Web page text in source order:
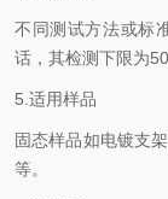
不同测试方法或标
话，其检测下限为
5.适用样品
固态样品如电镀支
等。